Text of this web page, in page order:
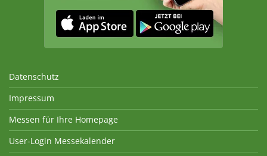
Datenschutz
Impressum
Messen für Ihre Homepage
User-Login Messekalender